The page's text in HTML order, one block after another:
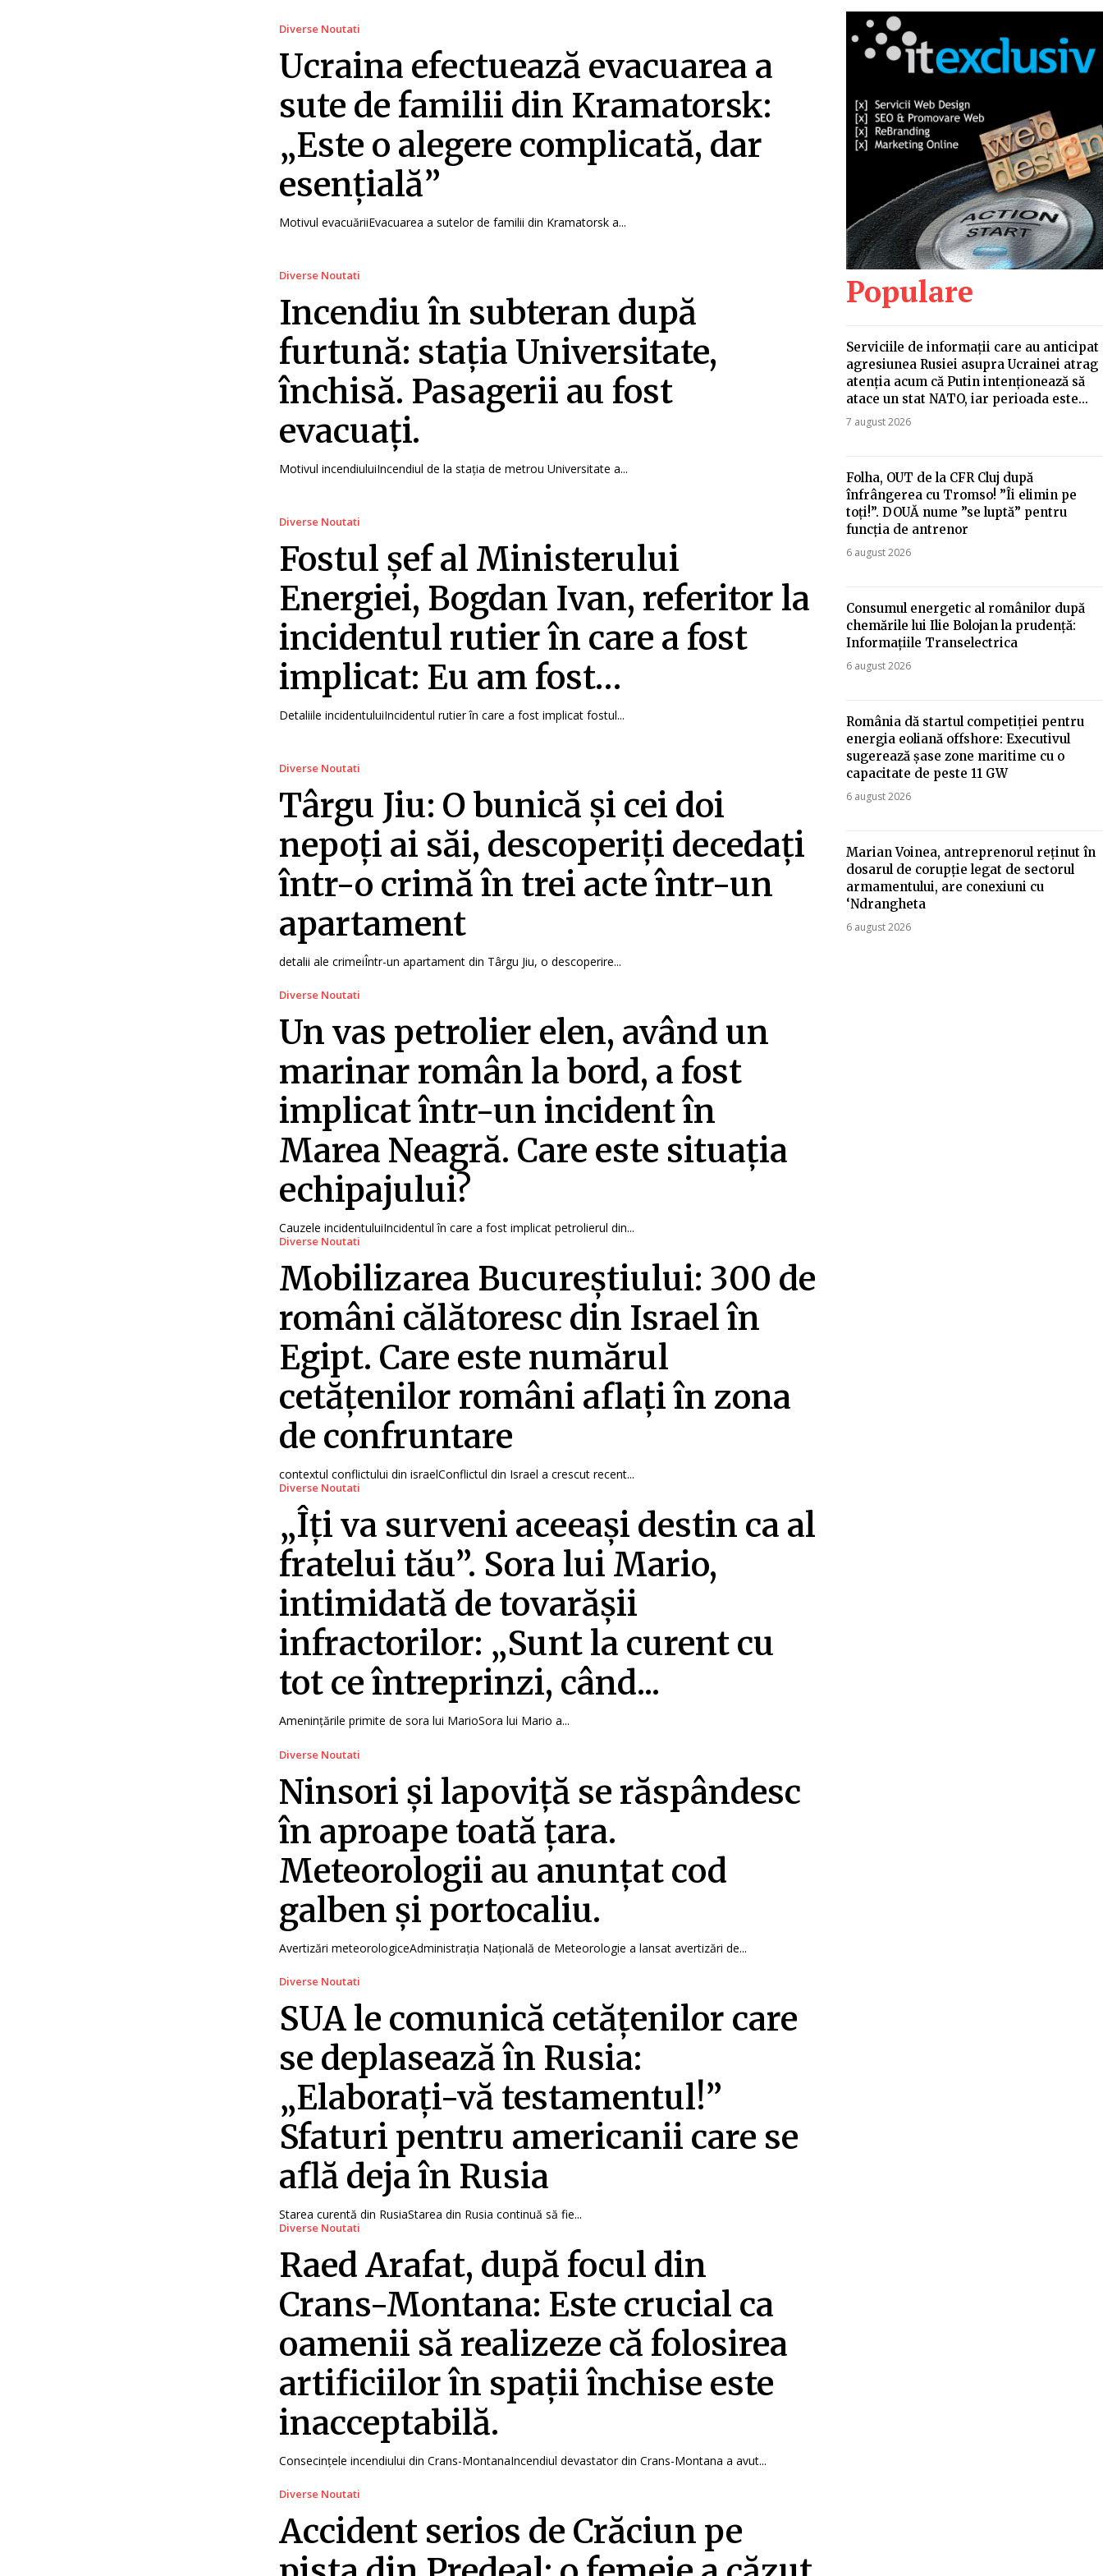
Diverse Noutati
Ucraina efectuează evacuarea a
sute de familii din Kramatorsk:
„Este o alegere complicată, dar
esențială”
Motivul evacuăriiEvacuarea a sutelor de familii din Kramatorsk a...
Diverse Noutati
Incendiu în subteran după
furtună: stația Universitate,
închisă. Pasagerii au fost
evacuați.
Motivul incendiuluiIncendiul de la stația de metrou Universitate a...
Diverse Noutati
Fostul șef al Ministerului
Energiei, Bogdan Ivan, referitor la
incidentul rutier în care a fost
implicat: Eu am fost…
Detaliile incidentuluiIncidentul rutier în care a fost implicat fostul...
Diverse Noutati
Târgu Jiu: O bunică și cei doi
nepoți ai săi, descoperiți decedați
într-o crimă în trei acte într-un
apartament
detalii ale crimeiÎntr-un apartament din Târgu Jiu, o descoperire...
Diverse Noutati
Un vas petrolier elen, având un
marinar român la bord, a fost
implicat într-un incident în
Marea Neagră. Care este situația
echipajului?
Cauzele incidentuluiIncidentul în care a fost implicat petrolierul din...
Diverse Noutati
Mobilizarea Bucureștiului: 300 de
români călătoresc din Israel în
Egipt. Care este numărul
cetățenilor români aflați în zona
de confruntare
contextul conflictului din israelConflictul din Israel a crescut recent...
Diverse Noutati
„Îți va surveni aceeași destin ca al
fratelui tău”. Sora lui Mario,
intimidată de tovarășii
infractorilor: „Sunt la curent cu
tot ce întreprinzi, când...
Amenințările primite de sora lui MarioSora lui Mario a...
Diverse Noutati
Ninsori și lapoviță se răspândesc
în aproape toată țara.
Meteorologii au anunțat cod
galben și portocaliu.
Avertizări meteorologiceAdministrația Națională de Meteorologie a lansat avertizări de...
Diverse Noutati
SUA le comunică cetățenilor care
se deplasează în Rusia:
„Elaborați-vă testamentul!”
Sfaturi pentru americanii care se
află deja în Rusia
Starea curentă din RusiaStarea din Rusia continuă să fie...
Diverse Noutati
Raed Arafat, după focul din
Crans-Montana: Este crucial ca
oamenii să realizeze că folosirea
artificiilor în spații închise este
inacceptabilă.
Consecințele incendiului din Crans-MontanaIncendiul devastator din Crans-Montana a avut...
Diverse Noutati
Accident serios de Crăciun pe
Populare
Serviciile de informații care au anticipat
agresiunea Rusiei asupra Ucrainei atrag
atenția acum că Putin intenționează să
atace un stat NATO, iar perioada este...
7 august 2026
Folha, OUT de la CFR Cluj după
înfrângerea cu Tromso! ”Îi elimin pe
toți!”. DOUĂ nume ”se luptă” pentru
funcția de antrenor
6 august 2026
Consumul energetic al românilor după
chemările lui Ilie Bolojan la prudență:
Informațiile Transelectrica
6 august 2026
România dă startul competiției pentru
energia eoliană offshore: Executivul
sugerează șase zone maritime cu o
capacitate de peste 11 GW
6 august 2026
Marian Voinea, antreprenorul reținut în
dosarul de corupție legat de sectorul
armamentului, are conexiuni cu
‘Ndrangheta
6 august 2026